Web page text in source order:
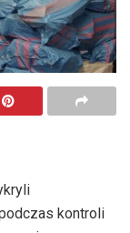
kontroli